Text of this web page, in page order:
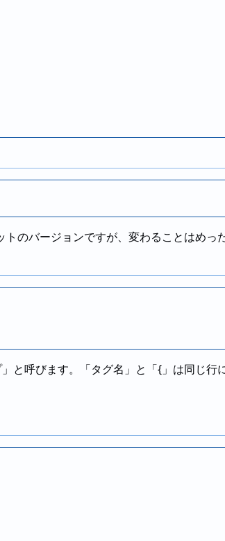
のバージョンですが、変わることはめっ
呼びます。「タグ名」と「{」は同じ行